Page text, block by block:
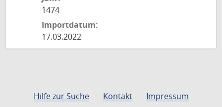
1474
Importdatum:
17.03.2022
Hilfe zur Suche Kontakt
Impressum